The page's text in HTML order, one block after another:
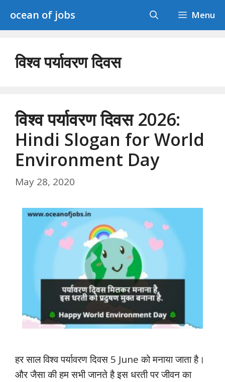
ocean of jobs Menu
विश्व पर्यावरण दिवस
विश्व पर्यावरण दिवस 2026:
Hindi Slogan for World
Environment Day
May 28, 2020
हर साल विश्व पर्यावरण दिवस 5 June को मनाया जाता है।
और जैसा की हम सभी जानते है इस धरती पर जीवन का